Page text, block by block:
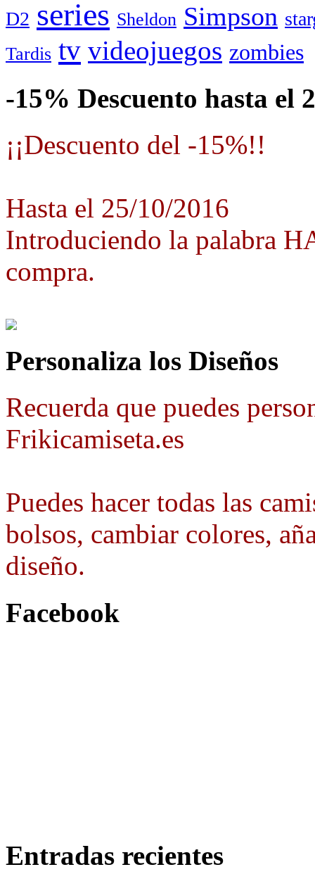
D2 series Sheldon Simpson
Tardis tv videojuegos zombies
-15% Descuento hasta el
¡¡Descuento del -15%!!
Hasta el 25/10/2016
Introduciendo la palabra
compra.
Personaliza los Diseños
Recuerda que puedes
Frikicamiseta.es
Puedes hacer todas las
bolsos, cambiar colores,
diseño.
Facebook
Entradas recientes